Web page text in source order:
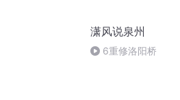
潇风说泉州
6重修洛阳桥